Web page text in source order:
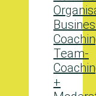
Team-
+